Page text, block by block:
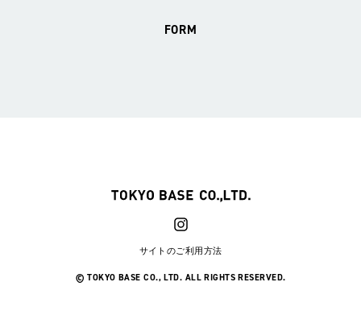
FORM
サイトのご利用方法
© TOKYO BASE CO., LTD. ALL RIGHTS RESERVED.